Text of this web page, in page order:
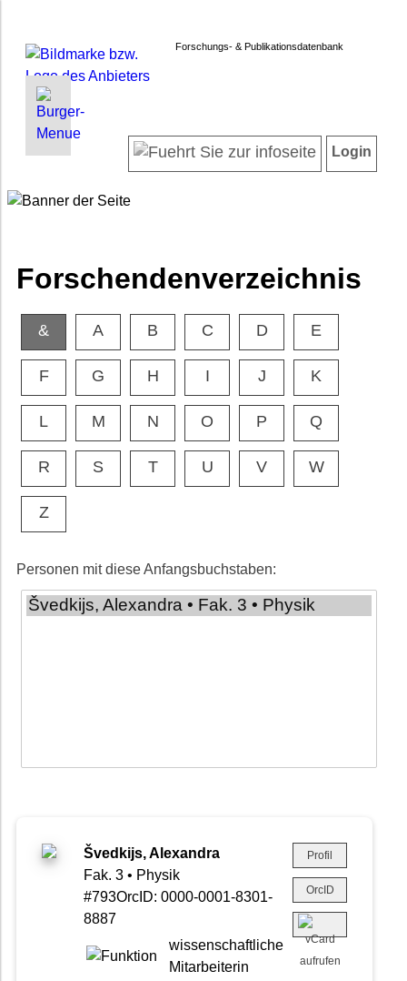
Forschungs- & Publikationsdatenbank
INFORMATIONEN | SUCHEN
Forschendenverzeichnis
FAQ
Newsletter
Barrierefreiheit
LOGIN
Login
Forschendenverzeichnis
& A B C D E
F G H I J K
L M N O P Q
R S T U V W
Z
Personen mit diese Anfangsbuchstaben:
Švedkijs, Alexandra
Fak. 3 • Physik
#793OrcID: 0000-0001-8301-
8887
wissenschaftliche
Mitarbeiterin
Profil
OrcID